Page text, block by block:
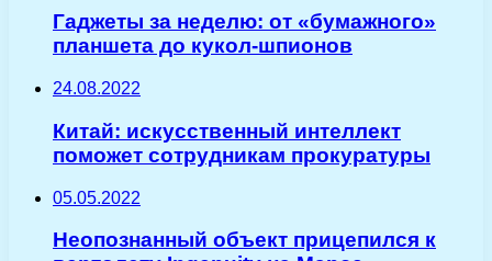
Гаджеты за неделю: от «бумажного»
планшета до кукол-шпионов
24.08.2022
Китай: искусственный интеллект
поможет сотрудникам прокуратуры
05.05.2022
Неопознанный объект прицепился к